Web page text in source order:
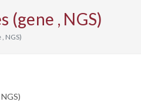
(gene , NGS)
NGS)